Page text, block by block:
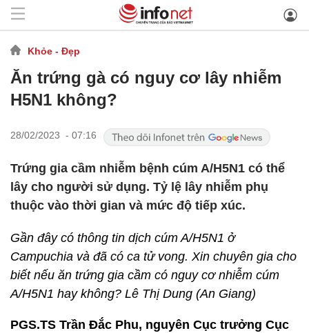
Khỏe - Đẹp
Ăn trứng gà có nguy cơ lây nhiễm
H5N1 không?
28/02/2023 - 07:16
Trứng gia cầm nhiễm bệnh cúm A/H5N1 có thể
lây cho người sử dụng. Tỷ lệ lây nhiễm phụ
thuộc vào thời gian và mức độ tiếp xúc.
Gần đây có thông tin dịch cúm A/H5N1 ở
Campuchia và đã có ca tử vong. Xin chuyên gia cho
biết nếu ăn trứng gia cầm có nguy cơ nhiễm cúm
A/H5N1 hay không? Lê Thị Dung (An Giang)
PGS.TS Trần Đắc Phu, nguyên Cục trưởng Cục